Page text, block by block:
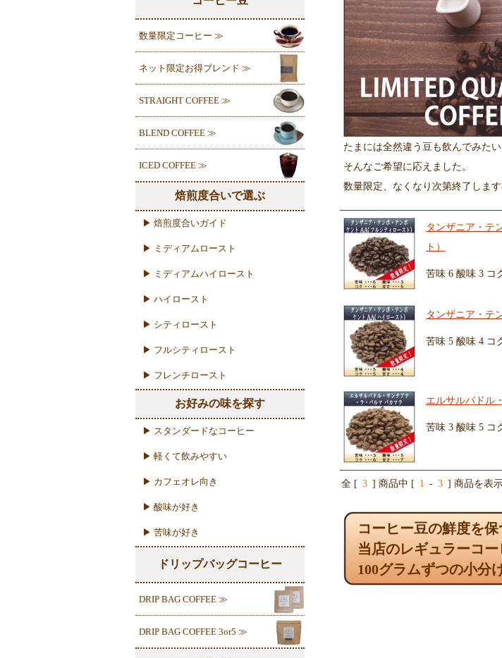
数量限定コーヒー ≫
ネット限定お得ブレンド ≫
STRAIGHT COFFEE ≫
BLEND COFFEE ≫
ICED COFFEE ≫
焙煎度合いで選ぶ
▶ 焙煎度合いガイド
▶ ミディアムロースト
▶ ミディアムハイロースト
▶ ハイロースト
▶ シティロースト
▶ フルシティロースト
▶ フレンチロースト
お好みの味を探す
▶ スタンダードなコーヒー
▶ 軽くて飲みやすい
▶ カフェオレ向き
▶ 酸味が好き
▶ 苦味が好き
ドリップバッグコーヒー
DRIP BAG COFFEE ≫
DRIP BAG COFFEE 3or5 ≫
たまには全然違う豆も飲んでみた
そんなご希望に応えました。
数量限定、なくなり次第終了します
タンザニア・テ
ト）
苦味 6 酸味 3 コ
タンザニア・テ
苦味 5 酸味 4 コ
エルサルバドル
苦味 3 酸味 5 コ
全 [ 3 ] 商品中 [ 1 - 3 ] 商品を表
コーヒー豆の鮮度を保
当店のレギュラーコ
100グラムずつの小分